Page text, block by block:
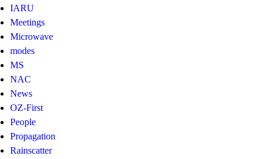
IARU
Meetings
Microwave
modes
MS
NAC
News
OZ-First
People
Propagation
Rainscatter